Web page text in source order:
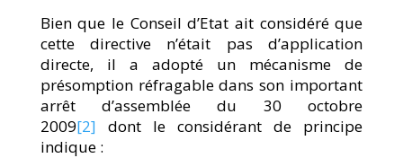
Bien que le Conseil d’Etat ait considéré que
cette directive n’était pas d’application
directe, il a adopté un mécanisme de
présomption réfragable dans son important
arrêt d’assemblée du 30 octobre
2009[2] dont le considérant de principe
indique :